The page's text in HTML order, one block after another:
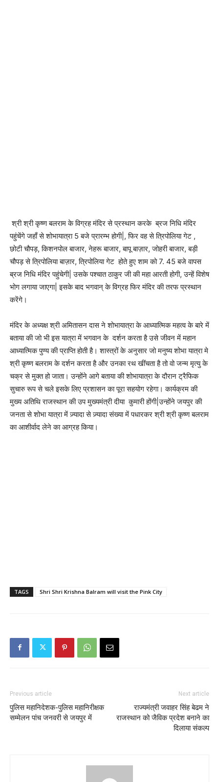
श्री श्री कृष्ण बलराम के विग्रह मंदिर से प्रस्थान करके ब्रज निधि मंदिर
पहुंचेंगे जहाँ से शोभायात्रा 5 बजे प्रारम्भ होगी|, फिर वह से त्रिपोलिया गेट ,
छोटी चौपड़, किशनपोल बाजार, नेहरू बाजार, बापू बाज़ार, जोहरी बाजार, बड़ी
चौपड़ से त्रिपोलिया बाज़ार, त्रिपोलिया गेट होते हुए शाम को 7. 45 बजे वापस
ब्रज निधि मंदिर पहुंचेगी| उसके पश्चात ठाकुर जी की महा आरती होगी, उन्हें विशेष
भोग लगाया जाएगा| इसके बाद भगवान् के विग्रह फिर मंदिर की तरफ प्रस्थान
करेंगे।
मंदिर के अध्यक्ष श्री अमितासन दास ने शोभायात्रा के आध्यात्मिक महत्व के बारे में
बताया की जो भी इस यात्रा में भगवान के दर्शन करता है उसे जीवन में महान
आध्यात्मिक पुण्य की प्राप्ति होती है। शास्त्रों के अनुसार जो मनुष्य शोभा यात्रा मे
श्री कृष्ण बलराम के दर्शन करता है और उनका रथ खींचता है तो वो जन्म मृत्यु के
चक्र से मुक्त हो जाता। उन्होंने आगे बताया की शोभायात्रा के दौरान ट्रैफिक
सुचारु रूप से चले इसके लिए प्रशासन का पूरा सहयोग रहेगा। कार्यक्रम की
मुख्य अतिथि राजस्थान की उप मुख्यमंत्री दीया कुमारी होंगी|उन्होंने जयपुर की
जनता से शोभा यात्रा में ज़्यादा से ज़्यादा संख्या में पधारकर श्री श्री कृष्ण बलराम
का आशीर्वाद लेने का आग्रह किया।
TAGS Shri Shri Krishna Balram will visit the Pink City
Previous article
पुलिस महानिदेशक-पुलिस महानिरीक्षक
सम्मेलन पांच जनवरी से जयपुर में
Next article
राज्यमंत्री जवाहर सिंह बेढम ने
राजस्थान को जैविक प्रदेश बनाने का
दिलाया संकल्प